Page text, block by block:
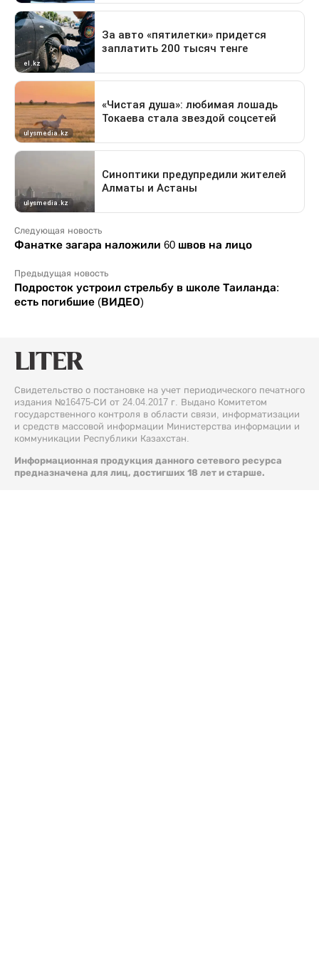
Следующая новость
Фанатке загара наложили 60 швов на лицо
Предыдущая новость
Подросток устроил стрельбу в школе Таиланда:
есть погибшие (ВИДЕО)
Свидетельство о постановке на учет периодического печатного
издания №16475-СИ от 24.04.2017 г. Выдано Комитетом
государственного контроля в области связи, информатизации
и средств массовой информации Министерства информации и
коммуникации Республики Казахстан.
Информационная продукция данного сетевого ресурса
предназначена для лиц, достигших 18 лет и старше.